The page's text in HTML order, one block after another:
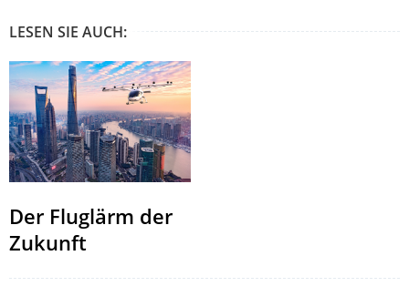
LESEN SIE AUCH:
Der Fluglärm der
Zukunft